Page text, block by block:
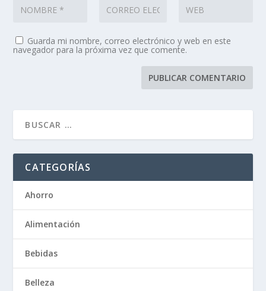
Guarda mi nombre, correo electrónico y web en este
navegador para la próxima vez que comente.
CATEGORÍAS
Ahorro
Alimentación
Bebidas
Belleza